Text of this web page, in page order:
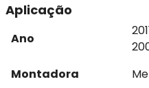
Aplicação
Ano
Montadora